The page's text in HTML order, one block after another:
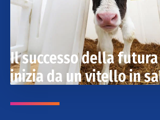
Il successo della futura
inizia da un vitello in